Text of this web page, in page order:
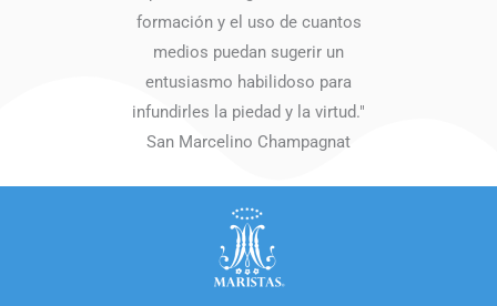
formación y el uso de cuantos
medios puedan sugerir un
entusiasmo habilidoso para
infundirles la piedad y la virtud."
San Marcelino Champagnat